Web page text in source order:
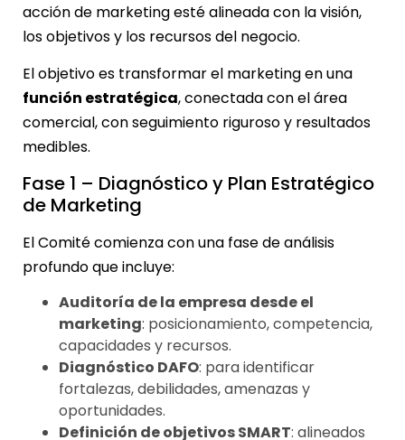
acción de marketing esté alineada con la visión,
los objetivos y los recursos del negocio.
El objetivo es transformar el marketing en una
función estratégica, conectada con el área
comercial, con seguimiento riguroso y resultados
medibles.
Fase 1 – Diagnóstico y Plan Estratégico
de Marketing
El Comité comienza con una fase de análisis
profundo que incluye:
Auditoría de la empresa desde el
marketing: posicionamiento, competencia,
capacidades y recursos.
Diagnóstico DAFO: para identificar
fortalezas, debilidades, amenazas y
oportunidades.
Definición de objetivos SMART: alineados